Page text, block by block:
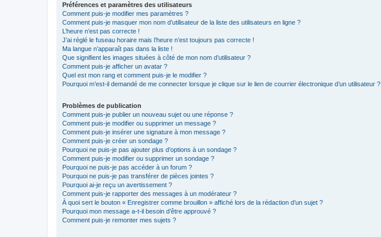
Préférences et paramètres des utilisateurs
Comment puis-je modifier mes paramètres ?
Comment puis-je masquer mon nom d’utilisateur de la liste des utilisateurs en ligne ?
L’heure n’est pas correcte !
J’ai réglé le fuseau horaire mais l’heure n’est toujours pas correcte !
Ma langue n’apparaît pas dans la liste !
Que signifient les images situées à côté de mon nom d’utilisateur ?
Comment puis-je afficher un avatar ?
Quel est mon rang et comment puis-je le modifier ?
Pourquoi m’est-il demandé de me connecter lorsque je clique sur le lien de courrier électronique d’un utilisateur ?
Problèmes de publication
Comment puis-je publier un nouveau sujet ou une réponse ?
Comment puis-je modifier ou supprimer un message ?
Comment puis-je insérer une signature à mon message ?
Comment puis-je créer un sondage ?
Pourquoi ne puis-je pas ajouter plus d’options à un sondage ?
Comment puis-je modifier ou supprimer un sondage ?
Pourquoi ne puis-je pas accéder à un forum ?
Pourquoi ne puis-je pas transférer de pièces jointes ?
Pourquoi ai-je reçu un avertissement ?
Comment puis-je rapporter des messages à un modérateur ?
À quoi sert le bouton « Enregistrer comme brouillon » affiché lors de la rédaction d’un sujet ?
Pourquoi mon message a-t-il besoin d’être approuvé ?
Comment puis-je remonter mes sujets ?